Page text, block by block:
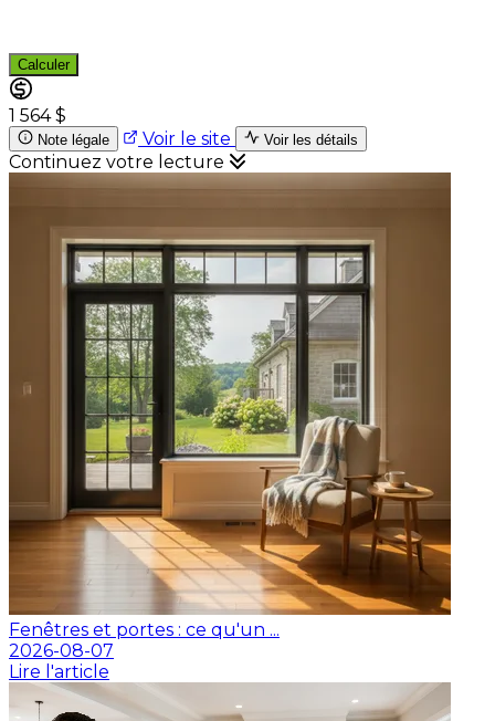
Calculer
1 564 $
Note légale Voir le site Voir les détails
Continuez votre lecture
Fenêtres et portes : ce qu'un ...
2026-08-07
Lire l'article